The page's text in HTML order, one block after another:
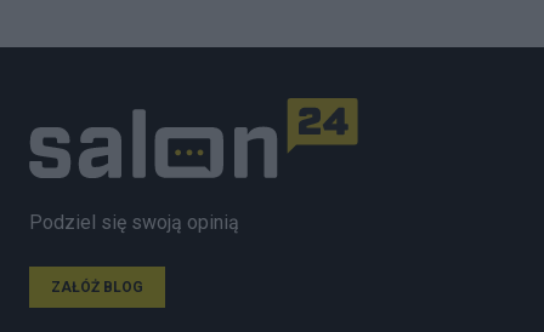
Podziel się swoją opinią
ZAŁÓŻ BLOG